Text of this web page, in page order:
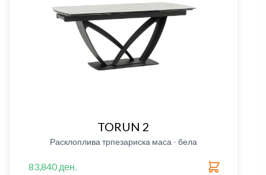
TORUN 2
Расклоплива трпезариска маса - бела
83,840 ден.